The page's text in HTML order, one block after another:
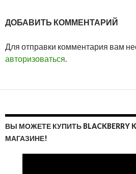
ДОБАВИТЬ КОММЕНТАРИЙ
Для отправки комментария вам
авторизоваться.
ВЫ МОЖЕТЕ КУПИТЬ BLACKBERRY
МАГАЗИНЕ!